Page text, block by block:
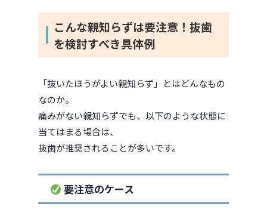
こんな親知らずは要注意！抜歯
を検討すべき具体例
「抜いたほうがよい親知らず」とはどんなもの
なのか。
痛みがない親知らずでも、以下のような状態に
当てはまる場合は、
抜歯が推奨されることが多いです。
要注意のケース